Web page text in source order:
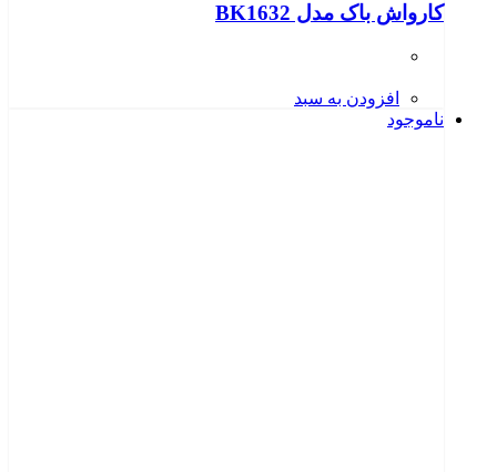
کارواش باک مدل BK1632
افزودن به سبد
ناموجود